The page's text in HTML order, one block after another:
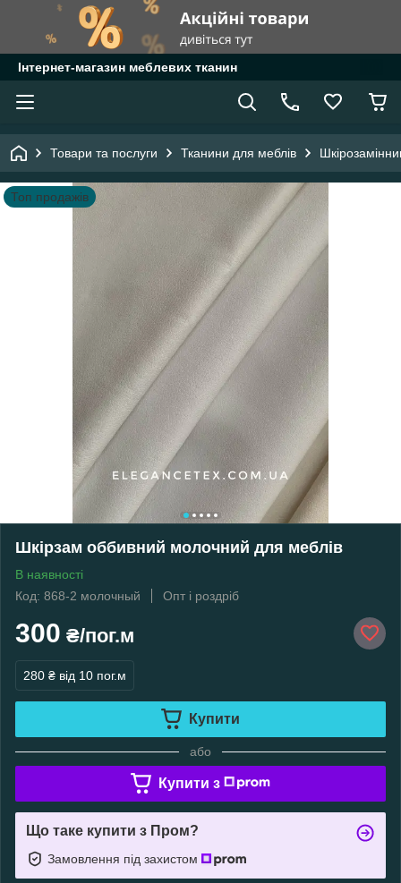
Інтернет-магазин меблевих тканин
Товари та послуги Тканини для меблів
Топ продажів
Шкірзам оббивний молочний для меблів
В наявності
Код: 868-2 молочный
Опт і роздріб
300 ₴/пог.м
280 ₴ від 10 пог.м
Купити
або
Купити з
Що таке купити з Пром?
Замовлення під захистом